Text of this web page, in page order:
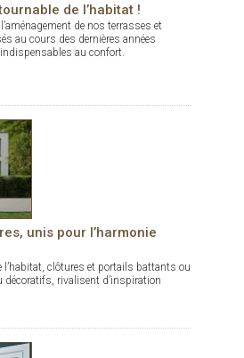
de l’habitat !
de nos terrasses et
au cours des dernières années
au confort.
unis pour l’harmonie
l’habitat, clôtures et portails battants ou
rivalisent d’inspiration